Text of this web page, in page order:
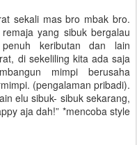
sekali mas bro mbak bro.
yang sibuk bergalau
keributan dan lain
di sekeliling kita ada saja
mimpi berusaha
(pengalaman pribadi).
elu sibuk- sibuk sekarang,
aja dah!” *mencoba style